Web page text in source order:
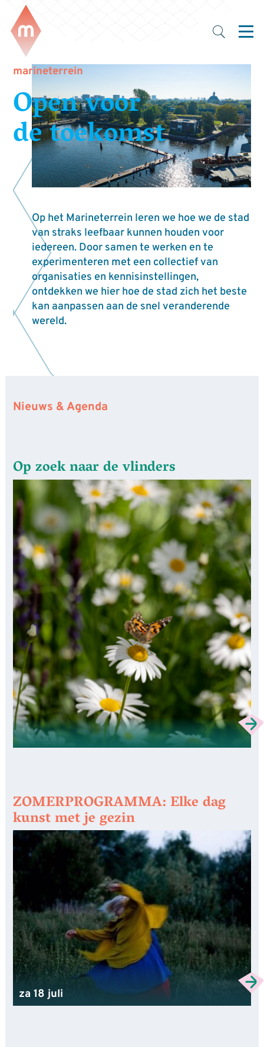
marineterrein
Open voor
de toekomst
Op het Marineterrein leren we hoe we de stad
van straks leefbaar kunnen houden voor
iedereen. Door samen te werken en te
experimenteren met een collectief van
organisaties en kennisinstellingen,
ontdekken we hier hoe de stad zich het beste
kan aanpassen aan de snel veranderende
wereld.
Nieuws & Agenda
Op zoek naar de vlinders
ZOMERPROGRAMMA: Elke dag
kunst met je gezin
za 18 juli